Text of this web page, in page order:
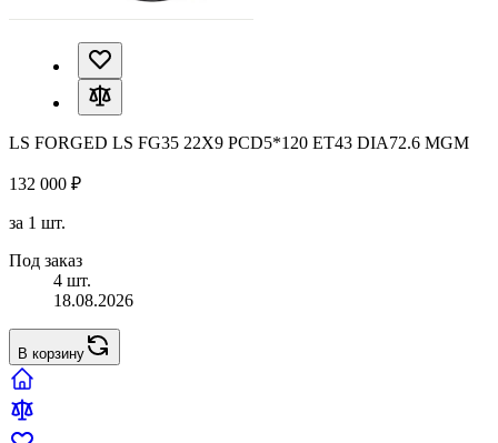
LS FORGED LS FG35 22X9 PCD5*120 ET43 DIA72.6 MGM
132 000 ₽
за 1 шт.
Под заказ
4 шт.
18.08.2026
В корзину